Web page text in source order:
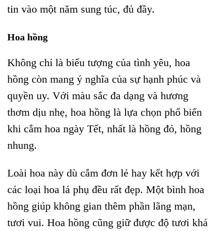
tin vào một năm sung túc, đủ đầy.
Hoa hồng
Không chỉ là biểu tượng của tình yêu, hoa
hồng còn mang ý nghĩa của sự hạnh phúc và
quyền uy. Với màu sắc đa dạng và hương
thơm dịu nhẹ, hoa hồng là lựa chọn phổ biến
khi cắm hoa ngày Tết, nhất là hồng đỏ, hồng
nhung.
Loài hoa này dù cắm đơn lẻ hay kết hợp với
các loại hoa lá phụ đều rất đẹp. Một bình hoa
hồng giúp không gian thêm phần lãng mạn,
tươi vui. Hoa hồng cũng giữ được độ tươi khá